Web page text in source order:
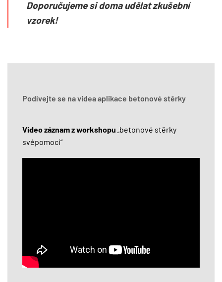
Doporučujeme si doma udělat zkušební
vzorek!
Podívejte se na videa aplikace betonové stěrky
Video záznam z workshopu „betonové stěrky
svépomoci“